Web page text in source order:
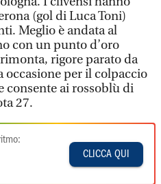
(gol di Luca Toni)
Meglio è andata al
con un punto d’oro
rigore parato da
occasione per il colpaccio
consente ai rossoblù di
27.
CLICCA QUI